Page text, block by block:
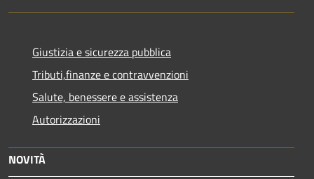
Giustizia e sicurezza pubblica
Tributi,finanze e contravvenzioni
Salute, benessere e assistenza
Autorizzazioni
NOVITÀ